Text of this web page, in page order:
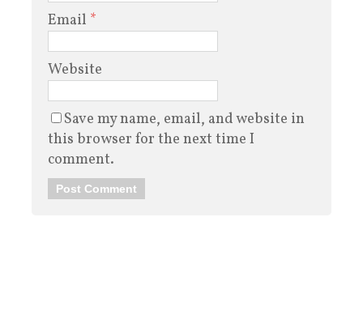
Email *
Website
Save my name, email, and website in
this browser for the next time I
comment.